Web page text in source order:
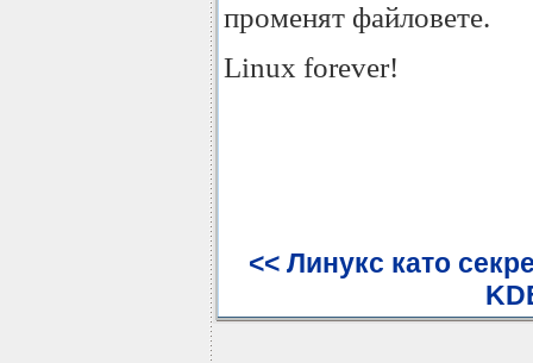
променят файловете.
Linux forever!
<< Линукс като